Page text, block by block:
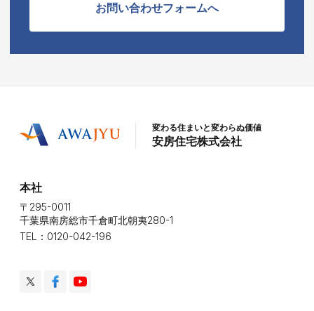
お問い合わせフォームへ
変わる住まいと変わらぬ価値
安房住宅株式会社
本社
〒295-0011
千葉県南房総市千倉町北朝夷280-1
TEL：0120-042-196